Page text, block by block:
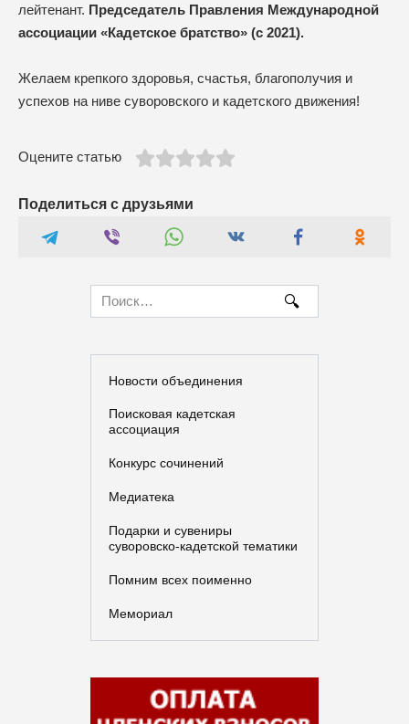
лейтенант. Председатель Правления Международной
ассоциации «Кадетское братство» (с 2021).
Желаем крепкого здоровья, счастья, благополучия и
успехов на ниве суворовского и кадетского движения!
Оцените статью
Поделиться с друзьями
for:
Новости объединения
Поисковая кадетская
ассоциация
Конкурс сочинений
Медиатека
Подарки и сувениры
суворовско-кадетской тематики
Помним всех поименно
Мемориал